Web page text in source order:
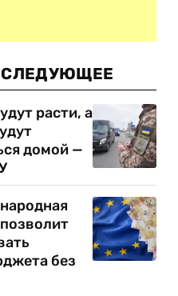
СЛЕДУЮЩЕЕ
расти, а
домой —
без